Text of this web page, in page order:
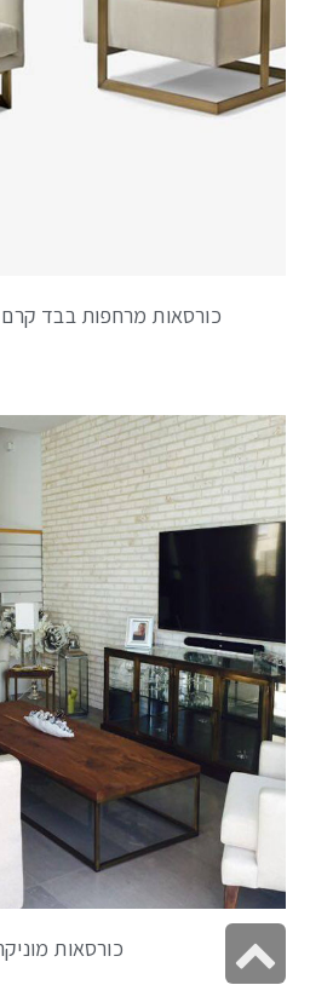
כורסאות מרחפות בבד
כורסאות גלילה
לראש